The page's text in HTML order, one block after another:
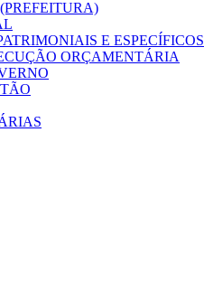
E ESPECÍFICOS
ORÇAMENTÁRIA